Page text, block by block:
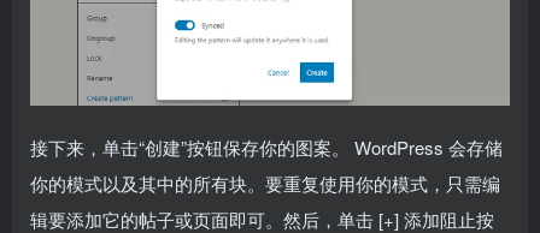
接下来，单击“创建”按钮保存你的图案。 WordPress 会存储
你的模式以及其中的所有块。要重复使用你的模式，只需编
辑要添加它的帖子或页面即可。然后，单击 [+] 添加阻止按